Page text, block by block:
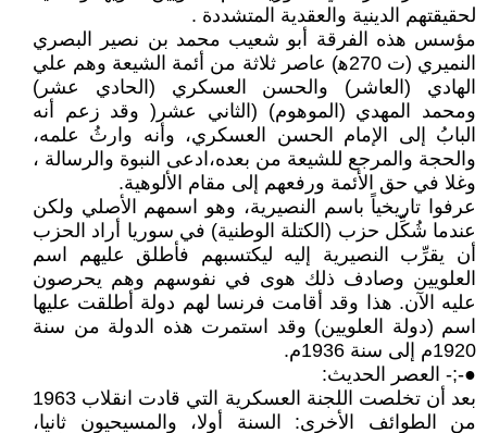
لحقيقتهم الدينية والعقدية المتشددة .
مؤسس هذه الفرقة أبو شعيب محمد بن نصير البصري
النميري (ت 270ه‍) عاصر ثلاثة من أئمة الشيعة وهم علي
الهادي (العاشر) والحسن العسكري (الحادي عشر)
ومحمد المهدي (الموهوم) (الثاني عشر( وقد زعم أنه
البابُ إلى الإمام الحسن العسكري، وأنه وارثُ علمه،
والحجة والمرجع للشيعة من بعده،ادعى النبوة والرسالة ،
وغلا في حق الأئمة ورفعهم إلى مقام الألوهية.
عرفوا تاريخياً باسم النصيرية، وهو اسمهم الأصلي ولكن
عندما شُكِّل حزب (الكتلة الوطنية) في سوريا أراد الحزب
أن يقرِّب النصيرية إليه ليكتسبهم فأطلق عليهم اسم
العلويين وصادف ذلك هوى في نفوسهم وهم يحرصون
عليه الآن. هذا وقد أقامت فرنسا لهم دولة أطلقت عليها
اسم (دولة العلويين) وقد استمرت هذه الدولة من سنة
1920م إلى سنة 1936م.
●-;- العصر الحديث:
بعد أن تخلصت اللجنة العسكرية التي قادت انقلاب 1963
من الطوائف الأخرى: السنة أولا، والمسيحيون ثانيا،